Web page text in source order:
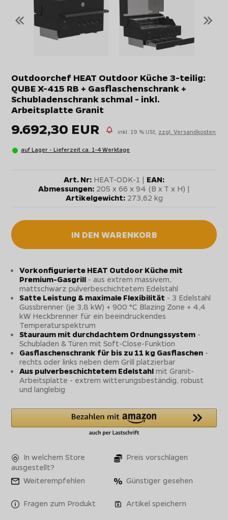
« »
Outdoorchef HEAT Outdoor Küche 3-teilig:
QUBE X-415 RB + Gasflaschenschrank +
Schubladenschrank schmal - inkl.
Arbeitsplatte Granit
9.692,30 EUR inkl. 19 % USt, zzgl. Versandkosten
auf Lager - Lieferzeit ca. 1-4 Werktage
Art. Nr: HEAT-ODK-1 | EAN:
Abmessungen: 205 x 66 x 94 (B x T x H) |
Artikelgewicht:273,62 kg
IN DEN WARENKORB
Vorkonfigurierte HEAT Outdoor Küche mit
Premium-Gasgrill - aus extrem massivem,
mattschwarz pulverbeschichtetem Edelstahl
Satte Leistung & maximale Flexibilität - 3 Edelstahl
Gussbrenner (je 3,8 kW) + 900 °C Blazing Zone + 4,4
kW Heckbrenner für ein beeindruckendes
Temperaturspektrum
Stauraum mit durchdachtem Ordnungssystem -
Schubladen & Türen mit Soft-Close-Funktion
Gasflaschenschrank für bis zu 11 kg Gasflaschen -
rechts oder links neben dem Grill platzierbar
Aus pulverbeschichtetem Edelstahl mit Granit-
Arbeitsplatte - extrem witterungsbeständig, robust
und langlebig
In welchem Store
ausgestellt?
Preis vorschlagen
Weiterempfehlen Günstiger gesehen
Fragen zum Produkt Artikel speichern